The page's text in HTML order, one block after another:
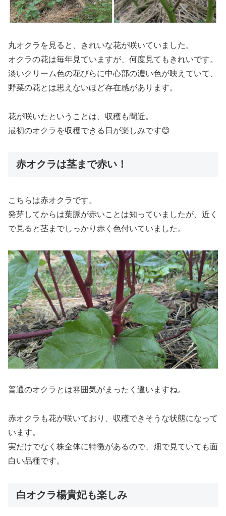
丸オクラを見ると、きれいな花が咲いていました。
オクラの花は毎年見ていますが、何度見てもきれいです。
淡いクリーム色の花びらに中心部の濃い色が映えていて、
野菜の花とは思えないほど存在感があります。
花が咲いたということは、収穫も間近。
最初のオクラを収穫できる日が楽しみです😊
赤オクラは茎まで赤い！
こちらは赤オクラです。
発芽してからは葉脈が赤いことは知っていましたが、近く
で見ると茎までしっかり赤く色付いていました。
普通のオクラとは雰囲気がまったく違いますね。
赤オクラも花が咲いており、収穫できそうな状態になって
います。
実だけでなく株全体に特徴があるので、畑で見ていても面
白い品種です。
白オクラ楊貴妃も楽しみ